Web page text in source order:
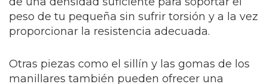
peso de tu pequeña sin sufrir torsión y a la vez
proporcionar la resistencia adecuada.
Otras piezas como el sillín y las gomas de los
manillares también pueden ofrecer una